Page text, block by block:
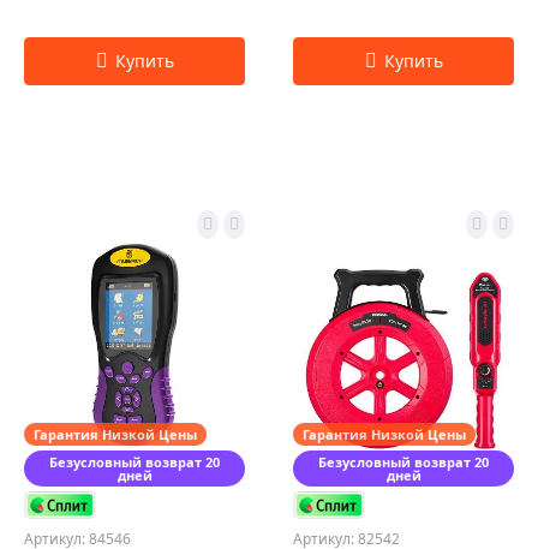
Гарантия Низкой Цены
Безусловный возврат 20
дней
Артикул: 84546
Гарантия Низкой Цены
Безусловный возврат 20
дней
Артикул: 82542